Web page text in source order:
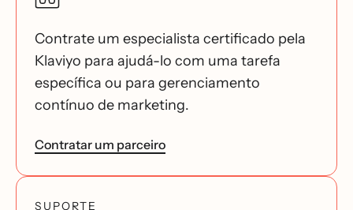
Contrate um especialista certificado pela
Klaviyo para ajudá-lo com uma tarefa
específica ou para gerenciamento
contínuo de marketing.
Contratar um parceiro
SUPORTE